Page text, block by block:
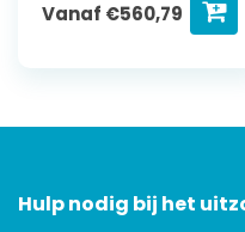
Vanaf €560,79
Hulp nodig bij het